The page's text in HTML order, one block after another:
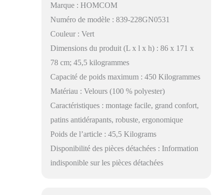
Marque : HOMCOM
Numéro de modèle : 839-228GN0531
Couleur : Vert
Dimensions du produit (L x l x h) : 86 x 171 x
78 cm; 45,5 kilogrammes
Capacité de poids maximum : 450 Kilogrammes
Matériau : Velours (100 % polyester)
Caractéristiques : montage facile, grand confort,
patins antidérapants, robuste, ergonomique
Poids de l’article : 45,5 Kilograms
Disponibilité des pièces détachées : Information
indisponible sur les pièces détachées